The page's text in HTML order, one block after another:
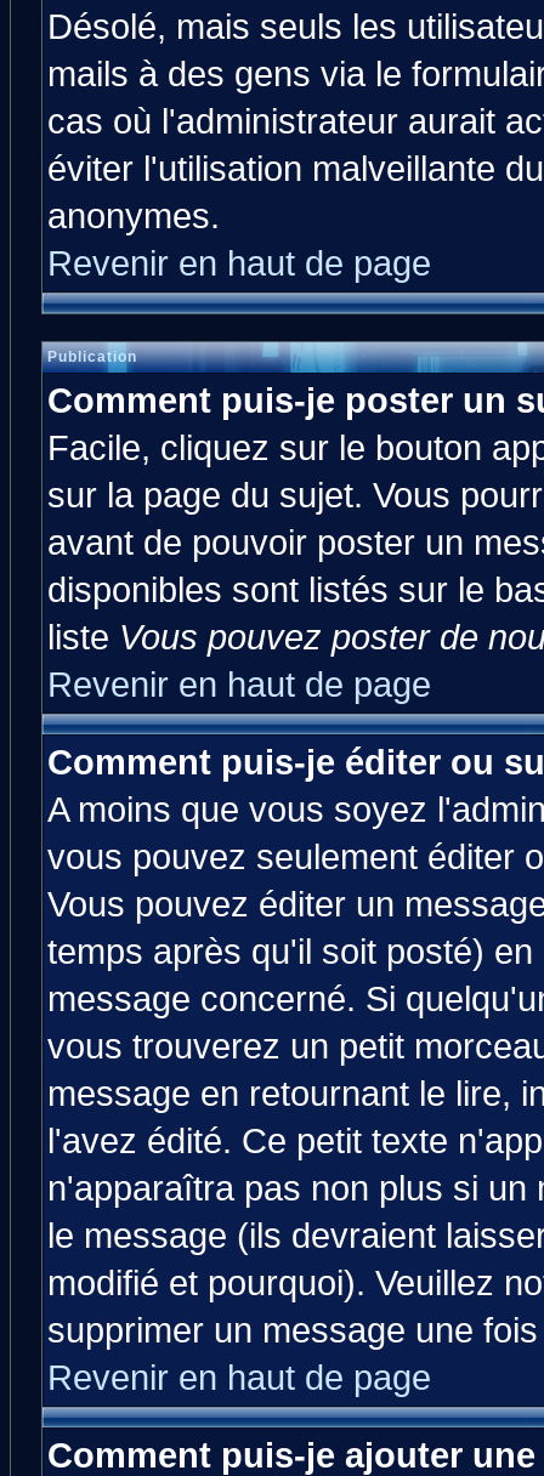
Désolé, mais seuls les
mails à des gens via le
cas où l'administrateur aurait
éviter l'utilisation malveillante
anonymes.
Revenir en haut de page
Publication
Comment puis-je poster un
Facile, cliquez sur le bouton
sur la page du sujet. Vous
avant de pouvoir poster un
disponibles sont listés sur le
liste Vous pouvez poster de
Revenir en haut de page
Comment puis-je éditer ou
A moins que vous soyez
vous pouvez seulement éditer
Vous pouvez éditer un
temps après qu'il soit posté)
message concerné. Si
vous trouverez un petit
message en retournant le lire,
l'avez édité. Ce petit texte
n'apparaîtra pas non plus si
le message (ils devraient
modifié et pourquoi). Veuillez
supprimer un message une
Revenir en haut de page
Comment puis-je ajouter